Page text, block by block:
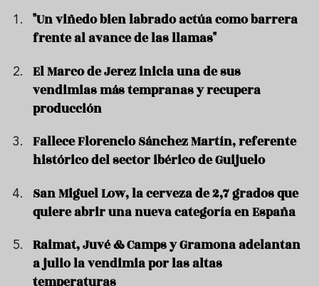
"Un viñedo bien labrado actúa como barrera
frente al avance de las llamas"
El Marco de Jerez inicia una de sus
vendimias más tempranas y recupera
producción
Fallece Florencio Sánchez Martín, referente
histórico del sector ibérico de Guijuelo
San Miguel Low, la cerveza de 2,7 grados que
quiere abrir una nueva categoría en España
Raimat, Juvé & Camps y Gramona adelantan
a julio la vendimia por las altas
temperaturas